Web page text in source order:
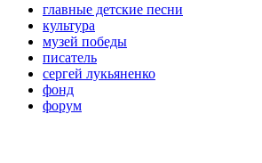
главные детские песни
культура
музей победы
писатель
сергей лукьяненко
фонд
форум